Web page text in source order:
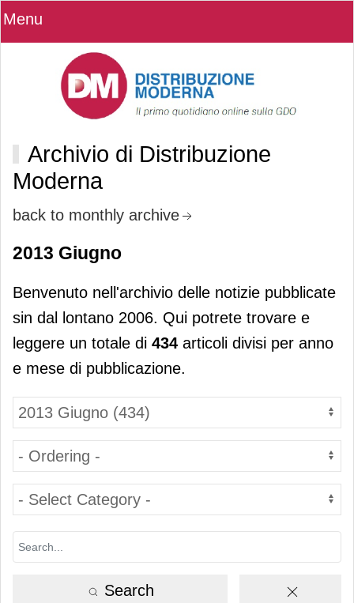
Menu
Archivio di Distribuzione
Moderna
back to monthly archive
2013 Giugno
Benvenuto nell'archivio delle notizie pubblicate
sin dal lontano 2006. Qui potrete trovare e
leggere un totale di 434 articoli divisi per anno
e mese di pubblicazione.
Search